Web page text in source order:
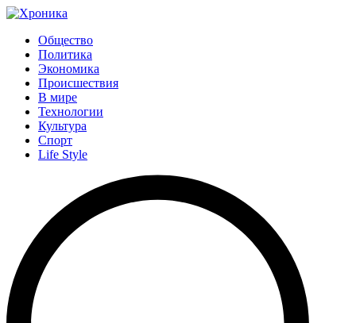
Общество
Политика
Экономика
Происшествия
В мире
Технологии
Культура
Спорт
Life Style